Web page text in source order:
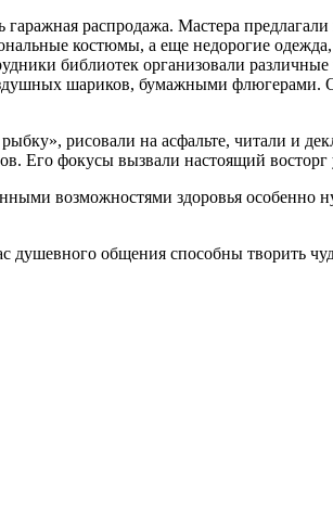
гаражная распродажа. Мастера
костюмы, а еще недорогие
библиотек организовали
шариков, бумажными флюгерами.
рисовали на асфальте, читали и
Его фокусы вызвали настоящий
возможностями здоровья особенно
душевного общения способны творить